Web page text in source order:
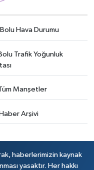
Bolu Hava Durumu
Trafik Yoğunluk
Manşetler
Arşivi
haberlerimizin kaynak
yasaktır. Her hakkı